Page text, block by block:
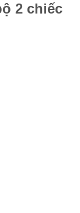
2 chiếc
cỡ 0 (0-2